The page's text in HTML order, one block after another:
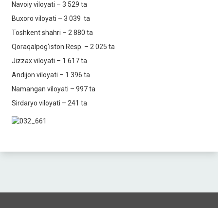
Navoiy viloyati – 3 529 ta
Buxoro viloyati – 3 039 ta
Toshkent shahri – 2 880 ta
Qoraqalpog‘iston Resp. – 2 025 ta
Jizzax viloyati – 1 617 ta
Andijon viloyati – 1 396 ta
Namangan viloyati – 997 ta
Sirdaryo viloyati – 241 ta